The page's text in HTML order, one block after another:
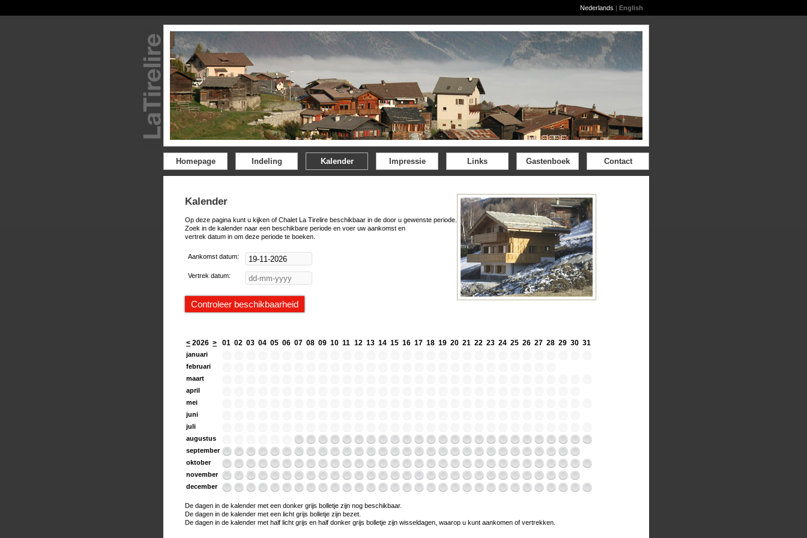
Nederlands | English
Homepage Indeling Kalender Impressie Links Gastenboek Contact
Kalender
Op deze pagina kunt u kijken of Chalet La Tirelire beschikbaar in de door u gewenste periode.
Zoek in de kalender naar een beschikbare periode en voer uw aankomst en
vertrek datum in om deze periode te boeken.
Aankomst datum:
Vertrek datum:
< 2026 > 01 02 03 04 05 06 07 08 09 10 11 12 13 14 15 16 17 18 19 20 21 22 23 24 25 26 27 28 29 30 31
januari
februari
maart
april
mei
juni
juli
augustus
september
oktober
november
december
De dagen in de kalender met een donker grijs bolletje zijn nog beschikbaar.
De dagen in de kalender met een licht grijs bolletje zijn bezet.
De dagen in de kalender met half licht grijs en half donker grijs bolletje zijn wisseldagen, waarop u kunt aankomen of vertrekken.